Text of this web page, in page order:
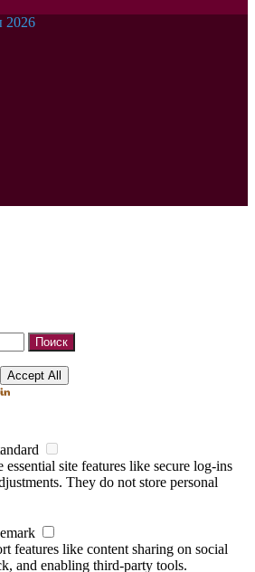
2026
Accept All
essential site features like secure log-ins
They do not store personal
features like content sharing on social
and enabling third-party tools.